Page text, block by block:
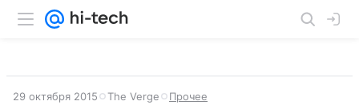
29 октября 2015 The Verge Прочее